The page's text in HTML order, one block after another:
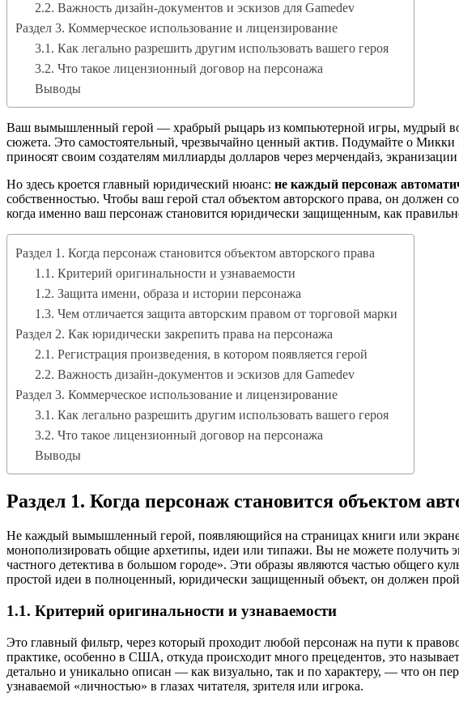
2.2. Важность дизайн-документов и эскизов для Gamedev
Раздел 3. Коммерческое использование и лицензирование
3.1. Как легально разрешить другим использовать вашего героя
3.2. Что такое лицензионный договор на персонажа
Выводы
Ваш вымышленный герой — храбрый рыцарь из компьютерной игры, мудрый
сюжета. Это самостоятельный, чрезвычайно ценный актив. Подумайте о
приносят своим создателям миллиарды долларов через мерчендайз,
Но здесь кроется главный юридический нюанс: не каждый персонаж
собственностью. Чтобы ваш герой стал объектом авторского права, он должен
когда именно ваш персонаж становится юридически защищенным, как
Раздел 1. Когда персонаж становится объектом авторского права
1.1. Критерий оригинальности и узнаваемости
1.2. Защита имени, образа и истории персонажа
1.3. Чем отличается защита авторским правом от торговой марки
Раздел 2. Как юридически закрепить права на персонажа
2.1. Регистрация произведения, в котором появляется герой
2.2. Важность дизайн-документов и эскизов для Gamedev
Раздел 3. Коммерческое использование и лицензирование
3.1. Как легально разрешить другим использовать вашего героя
3.2. Что такое лицензионный договор на персонажа
Выводы
Раздел 1. Когда персонаж становится объектом
Не каждый вымышленный герой, появляющийся на страницах книги или
монополизировать общие архетипы, идеи или типажи. Вы не можете
частного детектива в большом городе». Эти образы являются частью общего
простой идеи в полноценный, юридически защищенный объект, он должен
1.1. Критерий оригинальности и узнаваемости
Это главный фильтр, через который проходит любой персонаж на пути к
практике, особенно в США, откуда происходит много прецедентов, это
детально и уникально описан — как визуально, так и по характеру, — что он
узнаваемой «личностью» в глазах читателя, зрителя или игрока.